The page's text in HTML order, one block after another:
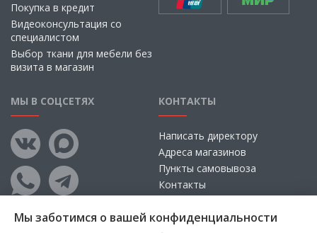
Покупка в кредит
Видеоконсультация со
специалистом
Выбор ткани для мебели без
визита в магазин
МЫ В СОЦСЕТЯХ КОНТАКТЫ
Написать директору
Адреса магазинов
Пункты самовывоза
Контакты
Мы заботимся о вашей конфиденциальности